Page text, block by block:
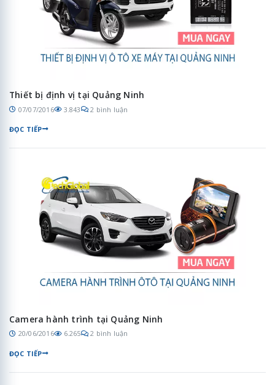
Thiết bị định vị tại Quảng Ninh
07/07/2016 3.843 2 bình luận
ĐỌC TIẾP
Camera hành trình tại Quảng Ninh
20/06/2016 6.265 2 bình luận
ĐỌC TIẾP